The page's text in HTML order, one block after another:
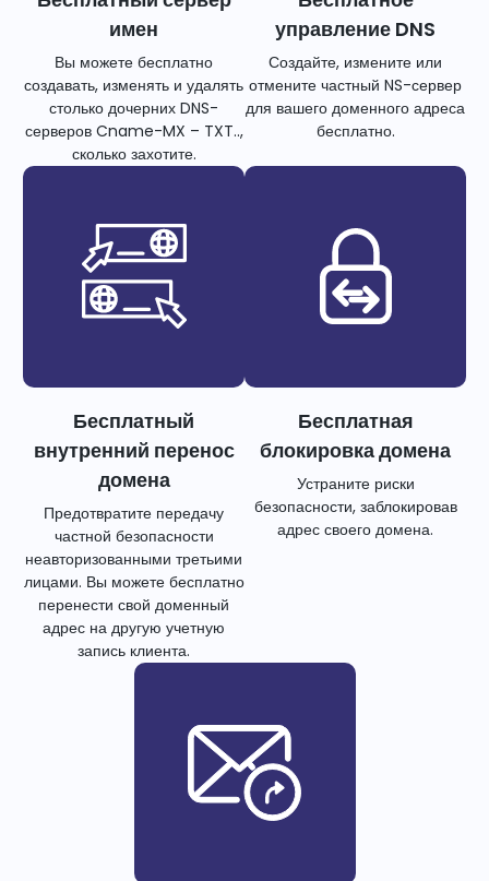
имен
Вы можете бесплатно
создавать, изменять и удалять
столько дочерних DNS-
серверов Cname-MX – TXT..,
сколько захотите.
управление DNS
Создайте, измените или
отмените частный NS-сервер
для вашего доменного адреса
бесплатно.
Бесплатный
внутренний перенос
домена
Предотвратите передачу
частной безопасности
неавторизованными третьими
лицами. Вы можете бесплатно
перенести свой доменный
адрес на другую учетную
запись клиента.
Бесплатная
блокировка домена
Устраните риски
безопасности, заблокировав
адрес своего домена.